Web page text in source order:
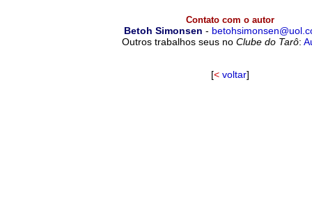
Contato com o autor
Betoh Simonsen -
Outros trabalhos seus no Clube do Tarô:
[<voltar]